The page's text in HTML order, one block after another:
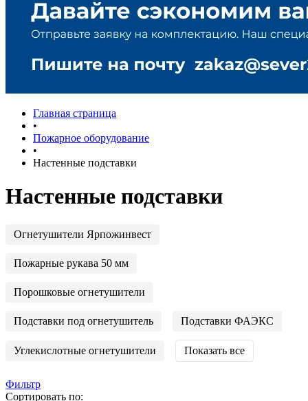
Главная страница
•
Пожарное оборудование
•
Настенные подставки
Настенные подставки
Огнетушители Ярпожинвест
Пожарные рукава 50 мм
Порошковые огнетушители
Подставки под огнетушитель Подставки ФАЭКС
Углекислотные огнетушители Показать все
Фильтр
Сортировать по: